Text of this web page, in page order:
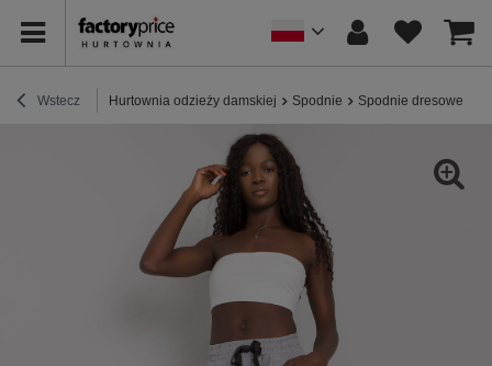
Wstecz Hurtownia odzieży damskiej Spodnie Spodnie dresowe